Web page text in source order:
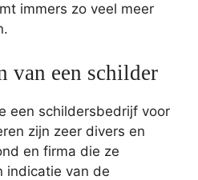
immers zo veel meer
van een schilder
een schildersbedrijf voor
zijn zeer divers en
en firma die ze
indicatie van de